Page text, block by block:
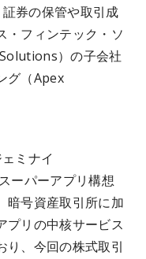
券の保管や取引成
・フィンテック・ソ
）の子会社
グ（Apex
ミナイ
ーパーアプリ構想
暗号資産取引所に加
プリの中核サービス
り、今回の株式取引